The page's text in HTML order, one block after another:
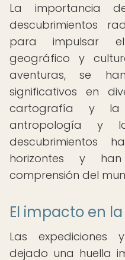
La importancia
descubrimientos
para impulsar
geográfico y
aventuras, se
significativos en
cartografía y
antropología y
descubrimientos
horizontes y han
comprensión del
El impacto en
Las expediciones
dejado una huella